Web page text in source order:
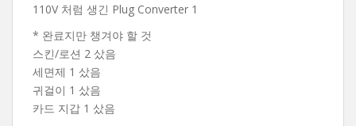
110V 처럼 생긴 Plug Converter 1
* 완료지만 챙겨야 할 것
스킨/로션 2 샀음
세면제 1 샀음
귀걸이 1 샀음
카드 지갑 1 샀음